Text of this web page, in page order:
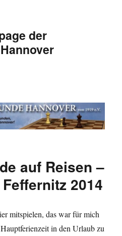
der
auf Reisen –
2014
mitspielen, das war für mich
in den Urlaub zu